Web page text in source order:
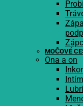
MOČOVÉ
Ona a on